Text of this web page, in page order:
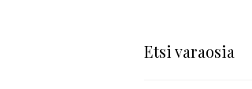
Etsi varaosia